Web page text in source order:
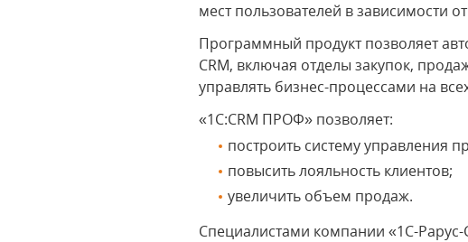
мест пользователей в зависимости
Программный продукт позволяет
CRM, включая отделы закупок,
управлять бизнес-процессами на
«1С:CRM ПРОФ» позволяет:
построить систему управления
повысить лояльность клиентов;
увеличить объем продаж.
Специалистами компании «1С-